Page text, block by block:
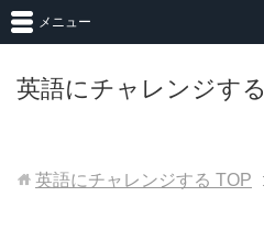
英語にチャレンジする
メニュー
英語にチャレンジする TOP